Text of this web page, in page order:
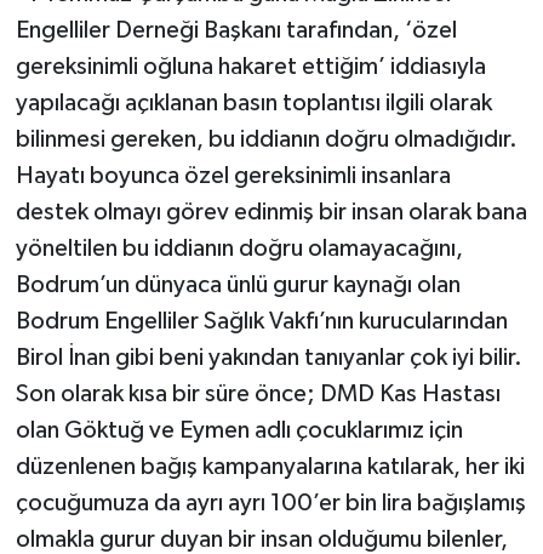
Engelliler Derneği Başkanı tarafından, ‘özel
gereksinimli oğluna hakaret ettiğim’ iddiasıyla
yapılacağı açıklanan basın toplantısı ilgili olarak
bilinmesi gereken, bu iddianın doğru olmadığıdır.
Hayatı boyunca özel gereksinimli insanlara
destek olmayı görev edinmiş bir insan olarak bana
yöneltilen bu iddianın doğru olamayacağını,
Bodrum’un dünyaca ünlü gurur kaynağı olan
Bodrum Engelliler Sağlık Vakfı’nın kurucularından
Birol İnan gibi beni yakından tanıyanlar çok iyi bilir.
Son olarak kısa bir süre önce; DMD Kas Hastası
olan Göktuğ ve Eymen adlı çocuklarımız için
düzenlenen bağış kampanyalarına katılarak, her iki
çocuğumuza da ayrı ayrı 100’er bin lira bağışlamış
olmakla gurur duyan bir insan olduğumu bilenler,